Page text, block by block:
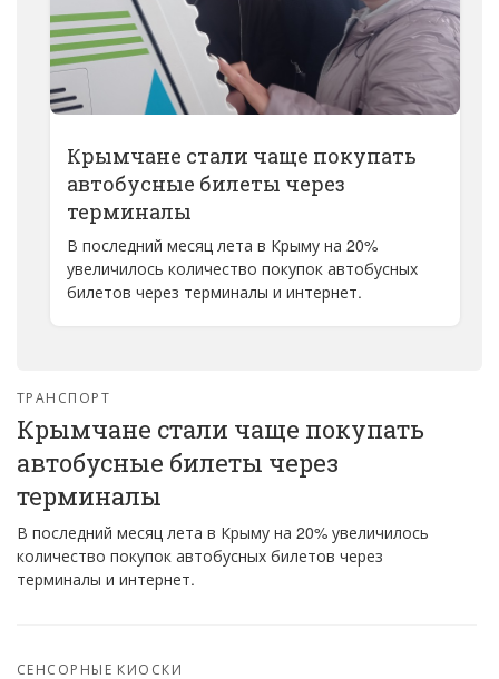
Крымчане стали чаще покупать
автобусные билеты через
терминалы
В последний месяц лета в Крыму на 20%
увеличилось количество покупок автобусных
билетов через терминалы и интернет.
ТРАНСПОРТ
Крымчане стали чаще покупать
автобусные билеты через
терминалы
В последний месяц лета в Крыму на 20% увеличилось
количество покупок автобусных билетов через
терминалы и интернет.
СЕНСОРНЫЕ КИОСКИ